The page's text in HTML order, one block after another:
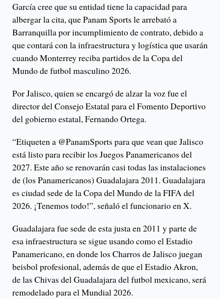
García cree que su entidad tiene la capacidad para
albergar la cita, que Panam Sports le arrebató a
Barranquilla por incumplimiento de contrato, debido a
que contará con la infraestructura y logística que usarán
cuando Monterrey reciba partidos de la Copa del
Mundo de futbol masculino 2026.
Por Jalisco, quien se encargó de alzar la voz fue el
director del Consejo Estatal para el Fomento Deportivo
del gobierno estatal, Fernando Ortega.
“Etiqueten a @PanamSports para que vean que Jalisco
está listo para recibir los Juegos Panamericanos del
2027. Este año se renovarán casi todas las instalaciones
de (los Panamericanos) Guadalajara 2011. Guadalajara
es ciudad sede de la Copa del Mundo de la FIFA del
2026. ¡Tenemos todo!”, señaló el funcionario en X.
Guadalajara fue sede de esta justa en 2011 y parte de
esa infraestructura se sigue usando como el Estadio
Panamericano, en donde los Charros de Jalisco juegan
beisbol profesional, además de que el Estadio Akron,
de las Chivas del Guadalajara del futbol mexicano, será
remodelado para el Mundial 2026.